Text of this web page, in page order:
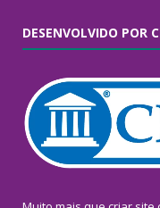
DESENVOLVIDO POR